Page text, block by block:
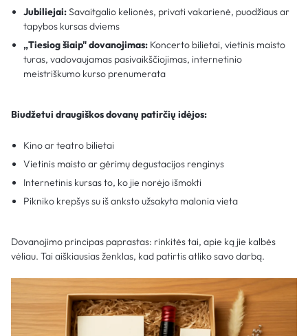
Jubiliejai:Savaitgalio kelionės, privati vakarienė, puodžiaus ar
tapybos kursas dviems
„Tiesiog šiaip" dovanojimas: Koncerto bilietai, vietinis maisto
turas, vadovaujamas pasivaikščiojimas, internetinio
meistriškumo kurso prenumerata
Biudžetui draugiškos dovanų patirčių idėjos:
Kino ar teatro bilietai
Vietinis maisto ar gėrimų degustacijos renginys
Internetinis kursas to, ko jie norėjo išmokti
Pikniko krepšys su iš anksto užsakyta malonia vieta
Dovanojimo principas paprastas: rinkitės tai, apie ką jie kalbės
vėliau. Tai aiškiausias ženklas, kad patirtis atliko savo darbą.